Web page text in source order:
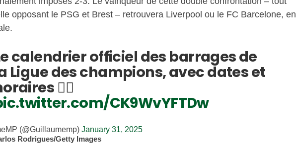
opposant le PSG et Brest – retrouvera Liverpool ou le FC Barcelone, en
calendrier officiel des barrages de
Ligue des champions, avec dates et
👇🏻
CK9WvYFTDw
(@Guillaumemp) January 31, 2025
Rodrigues/Getty Images